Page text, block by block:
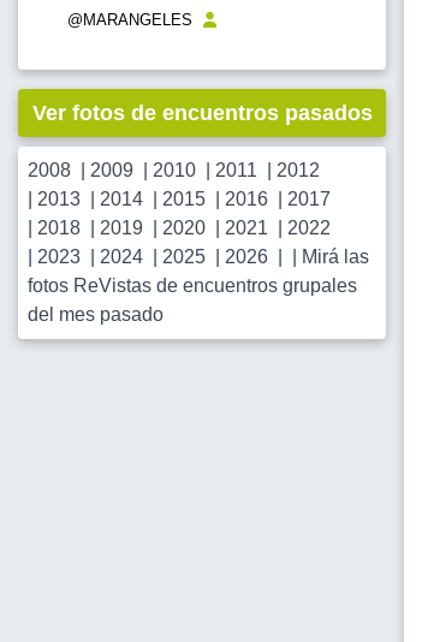
@MARANGELES
Ver fotos de encuentros pasados
2008 2009 2010 2011
2012
2013 2014 2015 2016
2017
2018 2019 2020 2021
2022
2023 2024 2025 2026
Mirá las
fotos ReVistas de encuentros grupales
del mes pasado